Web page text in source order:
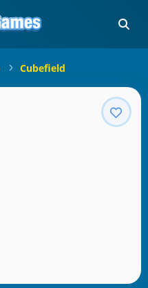
Cubefield